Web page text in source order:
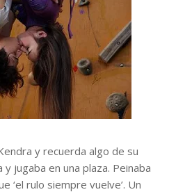
y recuerda algo de su
y jugaba en una plaza. Peinaba
‘el rulo siempre vuelve’. Un